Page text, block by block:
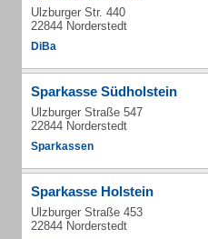
Ulzburger Str. 440
22844 Norderstedt
DiBa
Sparkasse Südholstein
Ulzburger Straße 547
22844 Norderstedt
Sparkassen
Sparkasse Holstein
Ulzburger Straße 453
22844 Norderstedt